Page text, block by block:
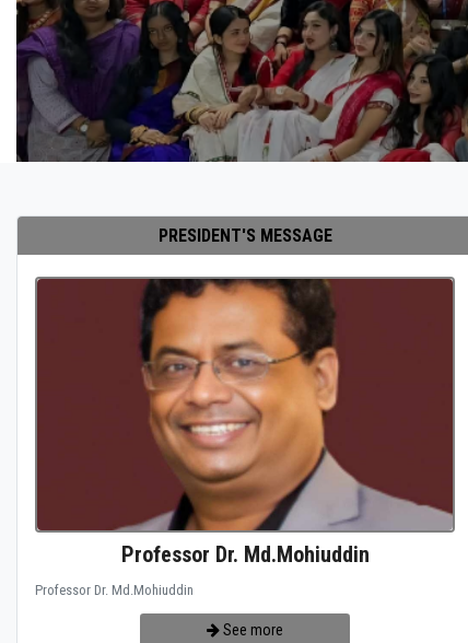
PRESIDENT'S MESSAGE
Professor Dr. Md.Mohiuddin
Professor Dr. Md.Mohiuddin
See more